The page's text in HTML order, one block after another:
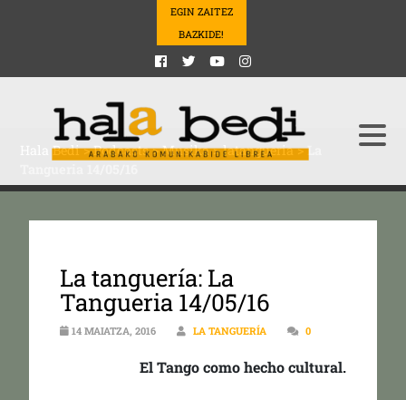
EGIN ZAITEZ
BAZKIDE!
Hala Bedi>Podcasts>Musika>latangueria>La
La tanguería: La
Tangueria 14/05/16
14 MAIATZA, 2016 LA TANGUERÍA 0
El Tango como hecho cultural.